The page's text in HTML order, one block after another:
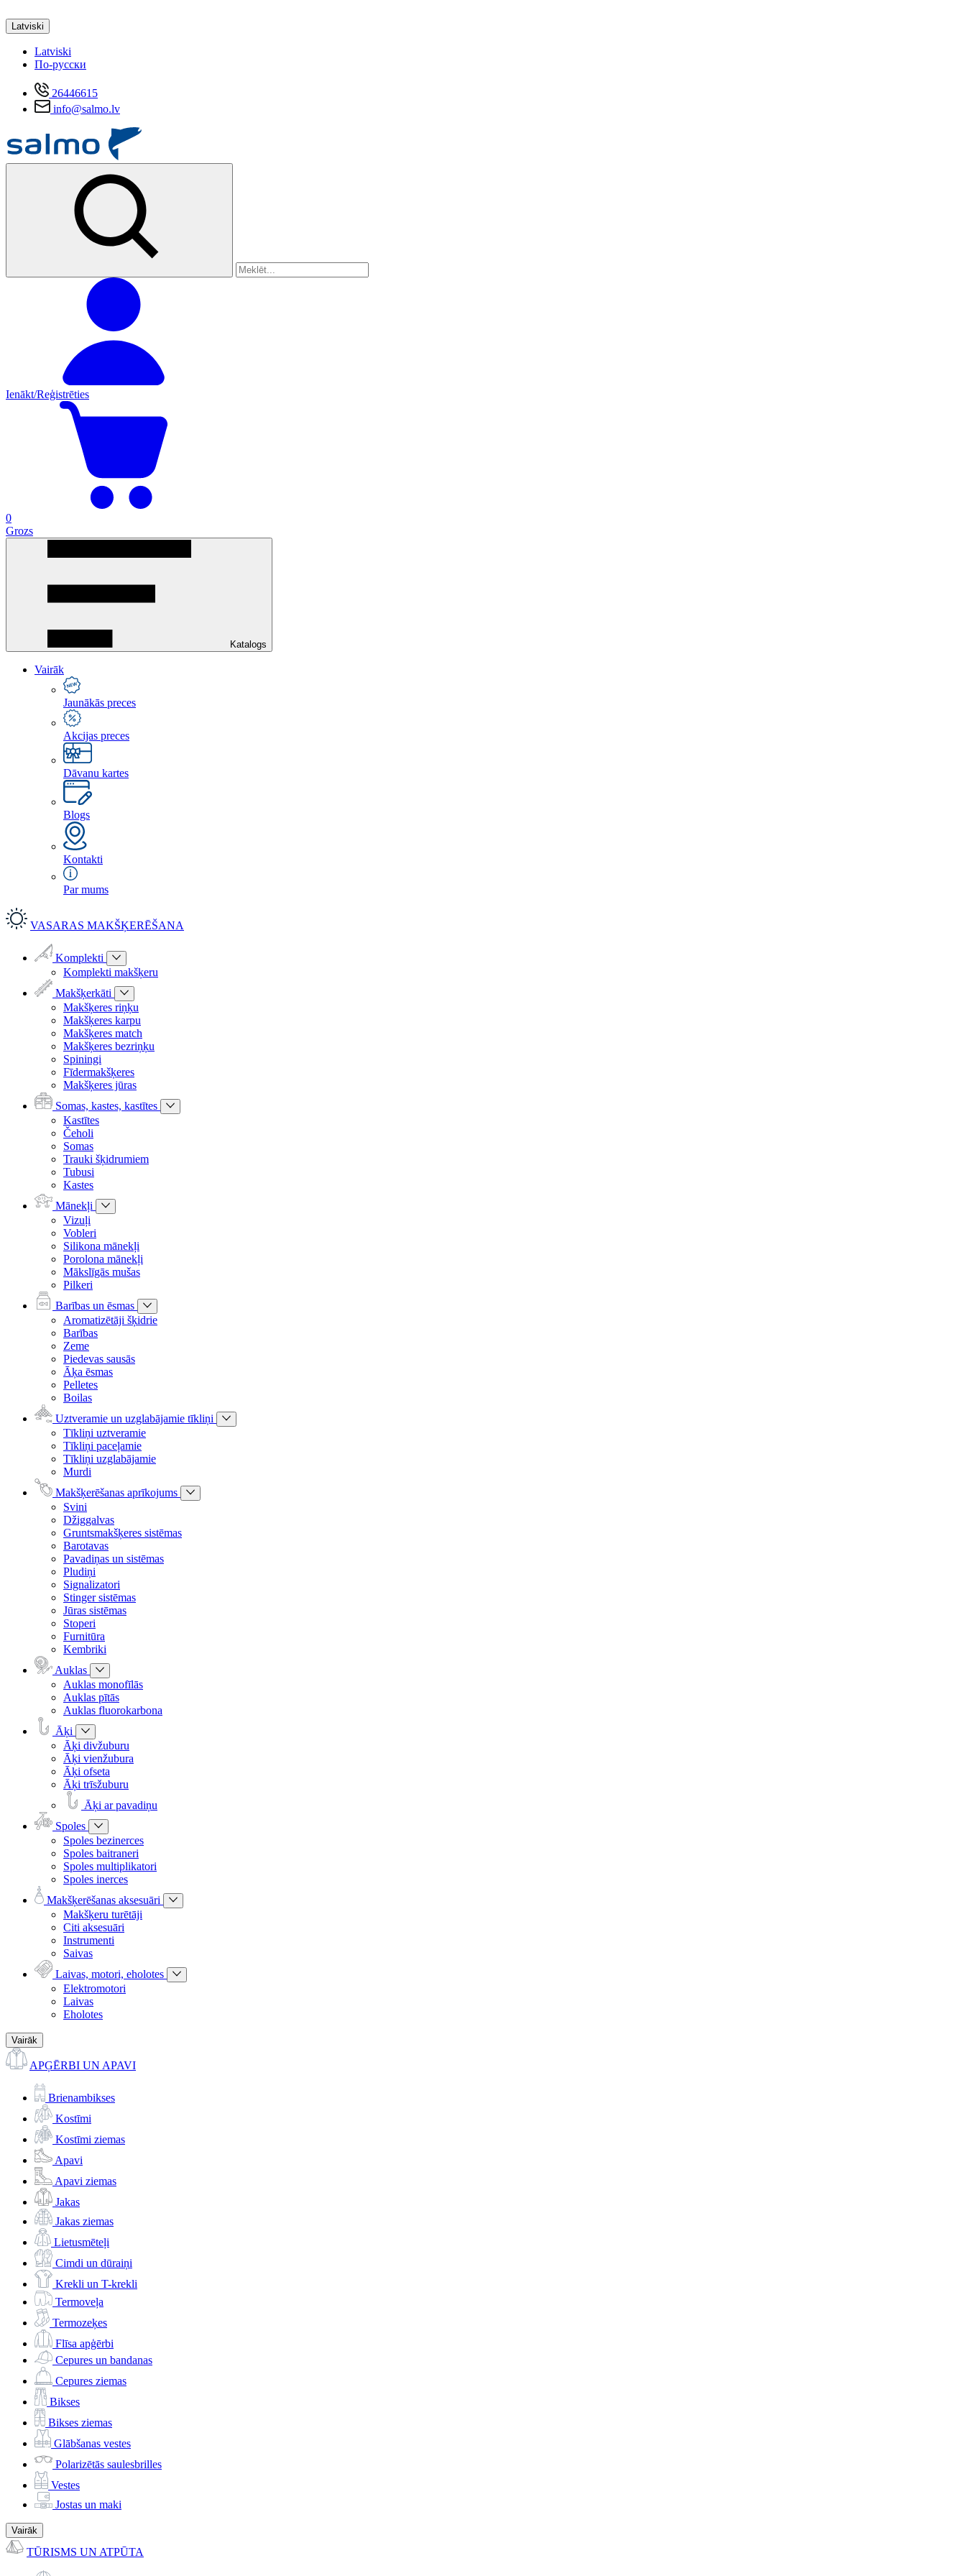
Latviski
Latviski
По-русски
26446615
info@salmo.lv
Ienākt/Reģistrēties
0
Grozs
Katalogs
Vairāk
Jaunākās preces
Akcijas preces
Dāvanu kartes
Blogs
Kontakti
Par mums
VASARAS MAKŠĶERĒŠANA
Komplekti
Komplekti makšķeru
Makšķerkāti
Makšķeres riņķu
Makšķeres karpu
Makšķeres match
Makšķeres bezriņķu
Spiningi
Fīdermakšķeres
Makšķeres jūras
Somas, kastes, kastītes
Kastītes
Čeholi
Somas
Trauki šķidrumiem
Tubusi
Kastes
Mānekļi
Vizuļi
Vobleri
Silikona mānekļi
Porolona mānekļi
Mākslīgās mušas
Pilkeri
Barības un ēsmas
Aromatizētāji šķidrie
Barības
Zeme
Piedevas sausās
Āķa ēsmas
Pelletes
Boilas
Uztveramie un uzglabājamie tīkliņi
Tīkliņi uztveramie
Tīkliņi paceļamie
Tīkliņi uzglabājamie
Murdi
Makšķerēšanas aprīkojums
Svini
Džiggalvas
Gruntsmakšķeres sistēmas
Barotavas
Pavadiņas un sistēmas
Pludiņi
Signalizatori
Stinger sistēmas
Jūras sistēmas
Stoperi
Furnitūra
Kembriki
Auklas
Auklas monofīlās
Auklas pītās
Auklas fluorokarbona
Āķi
Āķi divžuburu
Āķi vienžubura
Āķi ofseta
Āķi trīsžuburu
Āķi ar pavadiņu
Spoles
Spoles bezinerces
Spoles baitraneri
Spoles multiplikatori
Spoles inerces
Makšķerēšanas aksesuāri
Makšķeru turētāji
Citi aksesuāri
Instrumenti
Saivas
Laivas, motori, eholotes
Elektromotori
Laivas
Eholotes
Vairāk
APĢĒRBI UN APAVI
Brienambikses
Kostīmi
Kostīmi ziemas
Apavi
Apavi ziemas
Jakas
Jakas ziemas
Lietusmēteļi
Cimdi un dūraiņi
Krekli un T-krekli
Termoveļa
Termozeķes
Flīsa apģērbi
Cepures un bandanas
Cepures ziemas
Bikses
Bikses ziemas
Glābšanas vestes
Polarizētās saulesbrilles
Vestes
Jostas un maki
Vairāk
TŪRISMS UN ATPŪTA